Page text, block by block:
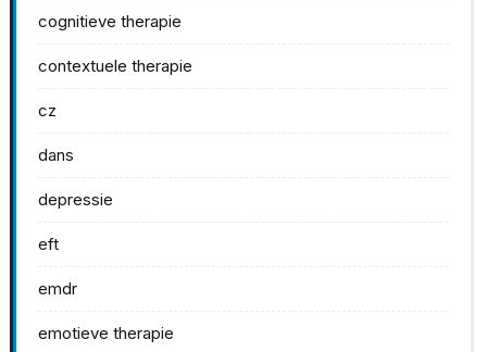
cognitieve therapie
contextuele therapie
cz
dans
depressie
eft
emdr
emotieve therapie